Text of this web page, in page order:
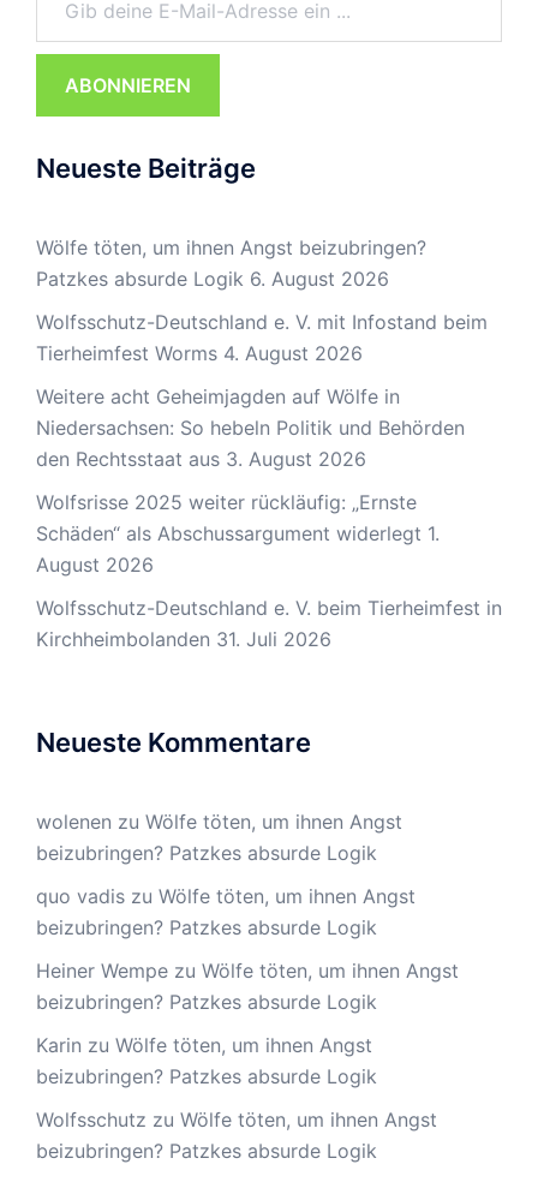
ABONNIEREN
Neueste Beiträge
Wölfe töten, um ihnen Angst beizubringen?
Patzkes absurde Logik 6. August 2026
Wolfsschutz-Deutschland e. V. mit Infostand beim
Tierheimfest Worms 4. August 2026
Weitere acht Geheimjagden auf Wölfe in
Niedersachsen: So hebeln Politik und Behörden
den Rechtsstaat aus 3. August 2026
Wolfsrisse 2025 weiter rückläufig: „Ernste
Schäden“ als Abschussargument widerlegt 1.
August 2026
Wolfsschutz-Deutschland e. V. beim Tierheimfest in
Kirchheimbolanden 31. Juli 2026
Neueste Kommentare
wolenen zu Wölfe töten, um ihnen Angst
beizubringen? Patzkes absurde Logik
quo vadis zu Wölfe töten, um ihnen Angst
beizubringen? Patzkes absurde Logik
Heiner Wempe zu Wölfe töten, um ihnen Angst
beizubringen? Patzkes absurde Logik
Karin zu Wölfe töten, um ihnen Angst
beizubringen? Patzkes absurde Logik
Wolfsschutz zu Wölfe töten, um ihnen Angst
beizubringen? Patzkes absurde Logik